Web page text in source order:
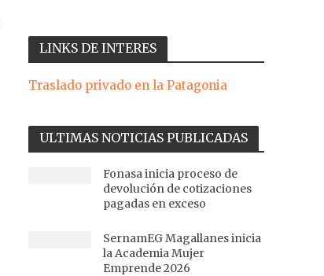
LINKS DE INTERES
Traslado privado en la Patagonia
ULTIMAS NOTICIAS PUBLICADAS
Fonasa inicia proceso de
devolución de cotizaciones
pagadas en exceso
SernamEG Magallanes inicia
la Academia Mujer
Emprende 2026